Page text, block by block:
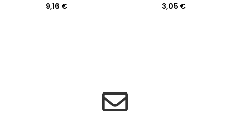
9,16 € 3,05 €